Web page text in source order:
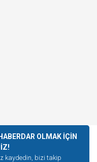
OLMAK İÇİN
kaydedin, bizi takip